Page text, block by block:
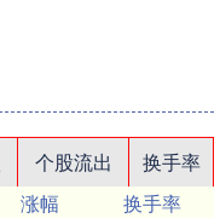
个股流出
换手率
涨幅
换手率